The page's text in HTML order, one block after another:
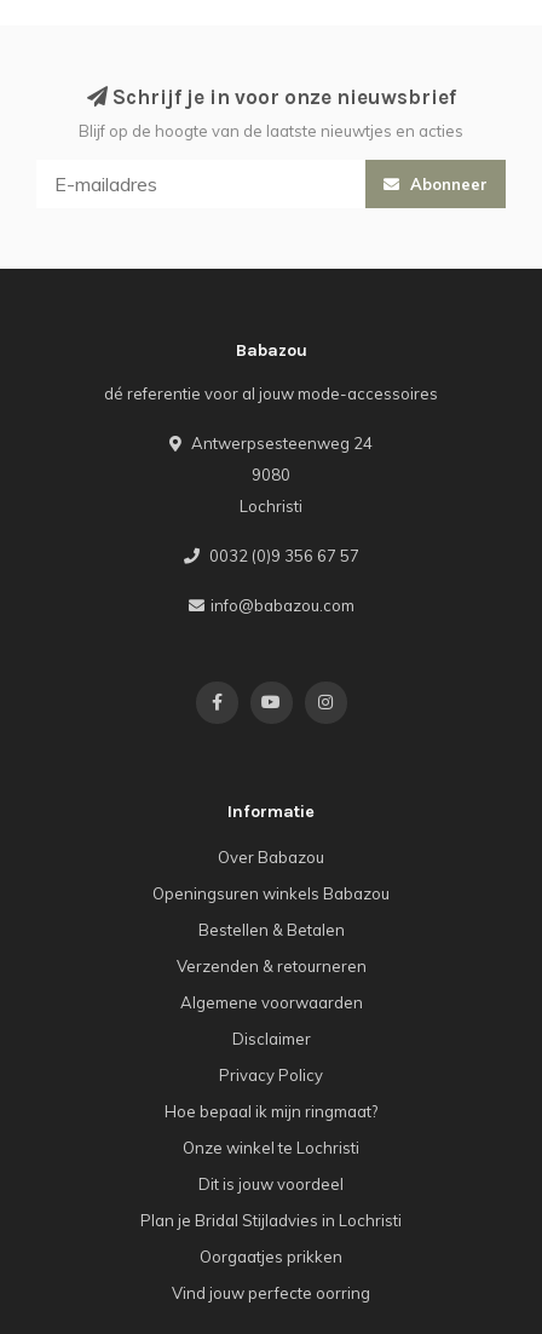
Schrijf je in voor onze nieuwsbrief
Blijf op de hoogte van de laatste nieuwtjes en acties
Abonneer
Babazou
dé referentie voor al jouw mode-accessoires
Antwerpsesteenweg 24
9080
Lochristi
0032 (0)9 356 67 57
info@babazou.com
Informatie
Over Babazou
Openingsuren winkels Babazou
Bestellen & Betalen
Verzenden & retourneren
Algemene voorwaarden
Disclaimer
Privacy Policy
Hoe bepaal ik mijn ringmaat?
Onze winkel te Lochristi
Dit is jouw voordeel
Plan je Bridal Stijladvies in Lochristi
Oorgaatjes prikken
Vind jouw perfecte oorring